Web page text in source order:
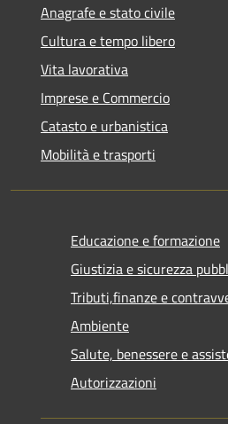
Anagrafe e stato civile
Cultura e tempo libero
Vita lavorativa
Imprese e Commercio
Catasto e urbanistica
Mobilità e trasporti
Educazione e formazione
Giustizia e sicurezza
Tributi,finanze e
Ambiente
Salute, benessere e
Autorizzazioni